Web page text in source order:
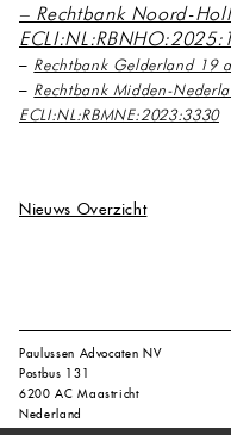
– Rechtbank Noord-
– Rechtbank Gelderland 19
– Rechtbank Midden-
ECLI:NL:RBMNE:2023:3330
Nieuws Overzicht
Paulussen Advocaten NV
Postbus 131
6200 AC Maastricht
Nederland